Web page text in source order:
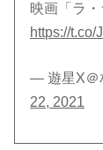
映画「ラ
https://t.co/
— 遊星X＠
22, 2021